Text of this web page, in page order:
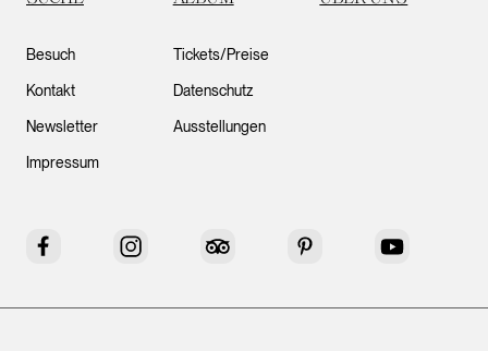
Besuch
Kontakt
Newsletter
Impressum
Tickets/Preise
Datenschutz
Ausstellungen
Facebook Instagram Tripadvisor Pinterest YouTube